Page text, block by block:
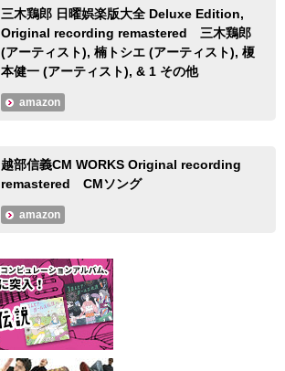
三木鶏郎 日曜娯楽版大全 Deluxe Edition,
Original recording remastered 三木鶏郎
(アーティスト), 楠トシエ (アーティスト), 榎
本健一 (アーティスト), & 1 その他
amazon
越部信義CM WORKS Original recording
remastered CMソング
amazon